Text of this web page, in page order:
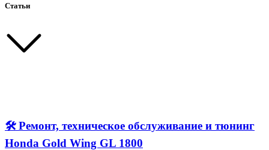
Статьи
🛠 Ремонт, техническое обслуживание и тюнинг
Honda Gold Wing GL 1800